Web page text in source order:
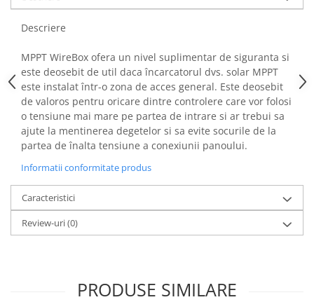
Statii de incarcare vehicule
electrice
Cabluri de incarcare vehicule
electrice
Prize de incarcare vehicule
electrice
Accesorii
Turbine eoliene pentru casă
Acumulatori VRLA AGM/GEL /
Tractiune / LiFePo4
Baterii si acumulatori gel si VRLA
6-12 V
Baterii si acumulatori AGM VRLA
Descriere
MPPT WireBox ofera un nivel suplimentar de siguranta si
este deosebit de util daca încarcatorul dvs. solar MPPT
este instalat într-o zona de acces general. Este deosebit
de valoros pentru oricare dintre controlere care vor folosi
o tensiune mai mare pe partea de intrare si ar trebui sa
ajute la mentinerea degetelor si sa evite socurile de la
partea de înalta tensiune a conexiunii panoului.
Informatii conformitate produs
Caracteristici
Review-uri(0)
PRODUSE SIMILARE